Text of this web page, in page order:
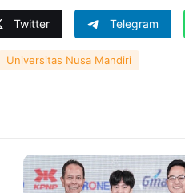
Twitter Telegram
Universitas Nusa Mandiri